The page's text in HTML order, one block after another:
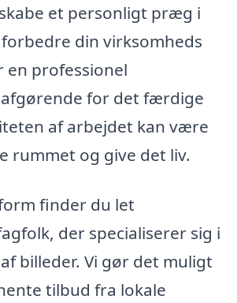
et personligt præg i
din virksomheds
professionel
for det færdige
af arbejdet kan være
rummet og give det liv.
finder du let
der specialiserer sig i
billeder. Vi gør det muligt
tilbud fra lokale